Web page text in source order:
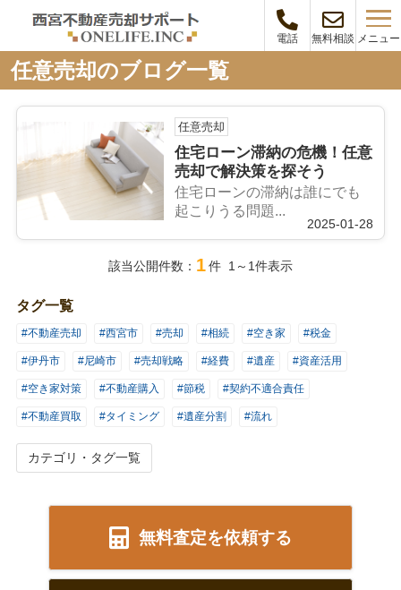
電話 無料相談 メニュー
任意売却のブログ一覧
任意売却
住宅ローン滞納の危機！任意
売却で解決策を探そう
住宅ローンの滞納は誰にでも
起こりうる問題...
2025-01-28
該当公開件数： 1件 1～1件表示
タグ一覧
#不動産売却 #西宮市 #売却 #相続 #空き家 #税金
#伊丹市 #尼崎市 #売却戦略 #経費 #遺産 #資産活用
#空き家対策 #不動産購入 #節税 #契約不適合責任
#不動産買取 #タイミング #遺産分割 #流れ
カテゴリ・タグ一覧
無料査定を依頼する